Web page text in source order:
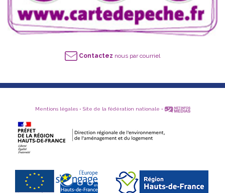
Contactez nous par courriel
Mentions légales• Site de la fédération nationale •